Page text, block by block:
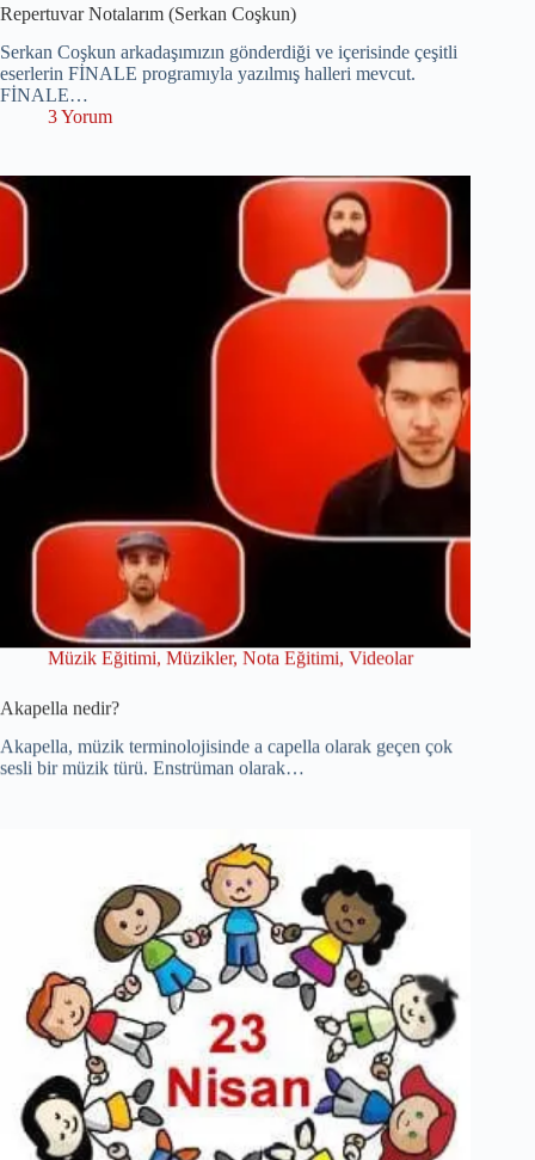
Repertuvar Notalarım (Serkan Coşkun)
Serkan Coşkun arkadaşımızın gönderdiği ve içerisinde çeşitli
eserlerin FİNALE programıyla yazılmış halleri mevcut.
FİNALE…
3 Yorum
Müzik Eğitimi, Müzikler, Nota Eğitimi, Videolar
Akapella nedir?
Akapella, müzik terminolojisinde a capella olarak geçen çok
sesli bir müzik türü. Enstrüman olarak…